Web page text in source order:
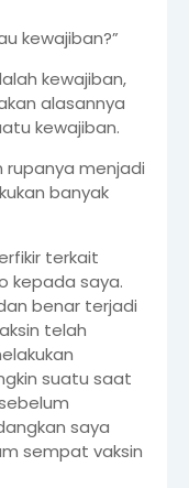
kewajiban?”
kewajiban,
alasannya
kewajiban.
rupanya menjadi
banyak
terkait
kepada saya.
benar terjadi
telah
suatu saat
saya
sempat vaksin